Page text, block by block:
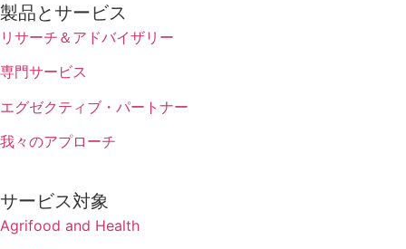
製品とサービス
リサーチ＆アドバイザリー
専門サービス
エグゼクティブ・パートナー
我々のアプローチ
サービス対象
Agrifood and Health